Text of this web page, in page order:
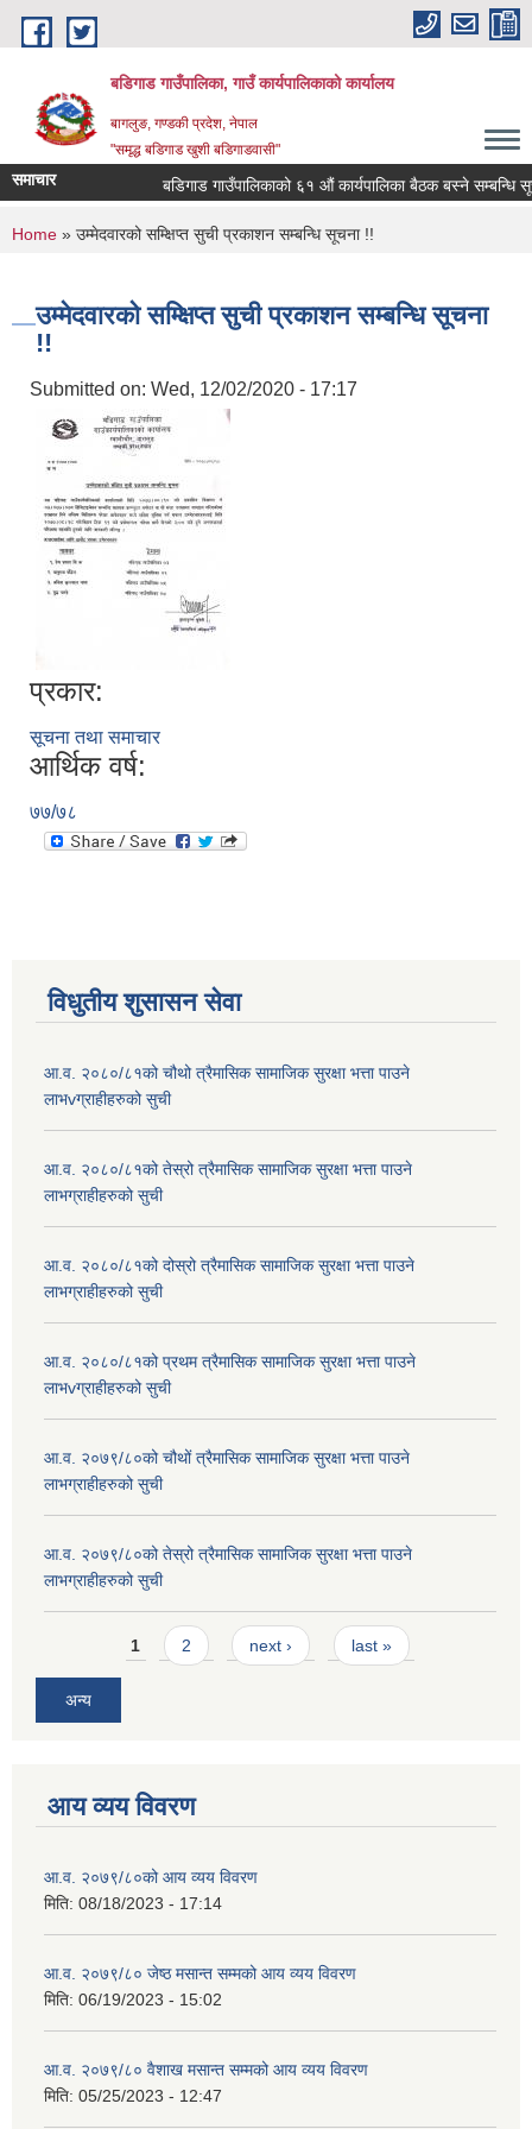
Skip to main content
बडिगाड गाउँपालिका, गाउँ कार्यपालिकाको कार्यालय
बागलुङ, गण्डकी प्रदेश, नेपाल
"समृद्ध बडिगाड खुशी बडिगाडवासी"
समाचार बडिगाड गाउँपालिकाको ६१ औं कार्यपालिका बैठक बस्ने सम्बन्धि
You are here
Home » उम्मेदवारको सम्क्षिप्त सुची प्रकाशन सम्बन्धि सूचना !!
उम्मेदवारको सम्क्षिप्त सुची प्रकाशन सम्बन्धि सूचना
!!
Submitted on: Wed, 12/02/2020 - 17:17
प्रकार:
सूचना तथा समाचार
आर्थिक वर्ष:
७७/७८
विधुतीय शुसासन सेवा
आ.व. २०८०/८१को चौथो त्रैमासिक सामाजिक सुरक्षा भत्ता पाउने
लाभvग्राहीहरुको सुची
आ.व. २०८०/८१को तेस्रो त्रैमासिक सामाजिक सुरक्षा भत्ता पाउने
लाभग्राहीहरुको सुची
आ.व. २०८०/८१को दोस्रो त्रैमासिक सामाजिक सुरक्षा भत्ता पाउने
लाभग्राहीहरुको सुची
आ.व. २०८०/८१को प्रथम त्रैमासिक सामाजिक सुरक्षा भत्ता पाउने
लाभvग्राहीहरुको सुची
आ.व. २०७९/८०को चौथों त्रैमासिक सामाजिक सुरक्षा भत्ता पाउने
लाभग्राहीहरुको सुची
आ.व. २०७९/८०को तेस्रो त्रैमासिक सामाजिक सुरक्षा भत्ता पाउने
लाभग्राहीहरुको सुची
Pages1 2 next › last »
अन्य
आय व्यय विवरण
आ.व. २०७९/८०को आय व्यय विवरण
मिति: 08/18/2023 - 17:14
आ.व. २०७९/८० जेष्ठ मसान्त सम्मको आय व्यय विवरण
मिति: 06/19/2023 - 15:02
आ.व. २०७९/८० वैशाख मसान्त सम्मको आय व्यय विवरण
मिति: 05/25/2023 - 12:47